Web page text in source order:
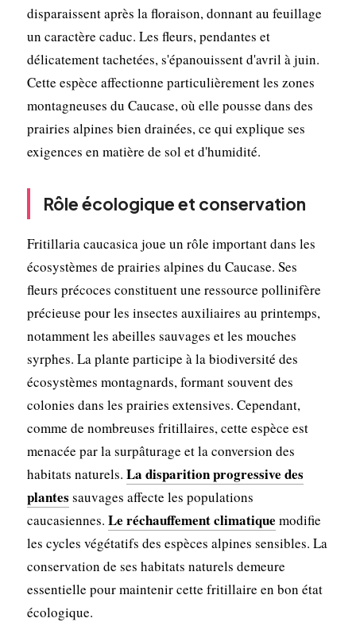
disparaissent après la floraison, donnant au feuillage
un caractère caduc. Les fleurs, pendantes et
délicatement tachetées, s'épanouissent d'avril à juin.
Cette espèce affectionne particulièrement les zones
montagneuses du Caucase, où elle pousse dans des
prairies alpines bien drainées, ce qui explique ses
exigences en matière de sol et d'humidité.
Rôle écologique et conservation
Fritillaria caucasica joue un rôle important dans les
écosystèmes de prairies alpines du Caucase. Ses
fleurs précoces constituent une ressource pollinifère
précieuse pour les insectes auxiliaires au printemps,
notamment les abeilles sauvages et les mouches
syrphes. La plante participe à la biodiversité des
écosystèmes montagnards, formant souvent des
colonies dans les prairies extensives. Cependant,
comme de nombreuses fritillaires, cette espèce est
menacée par la surpâturage et la conversion des
habitats naturels. La disparition progressive des
plantes sauvages affecte les populations
caucasiennes. Le réchauffement climatique modifie
les cycles végétatifs des espèces alpines sensibles. La
conservation de ses habitats naturels demeure
essentielle pour maintenir cette fritillaire en bon état
écologique.